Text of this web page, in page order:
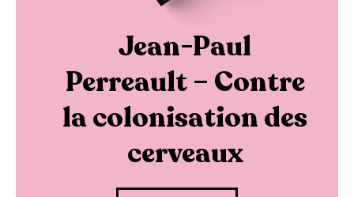
Jean-Paul
Perreault – Contre
la colonisation des
cerveaux